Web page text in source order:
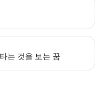
는 것을 보는 꿈